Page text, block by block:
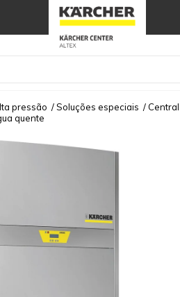
pressão /Soluções especiais / Central
quente